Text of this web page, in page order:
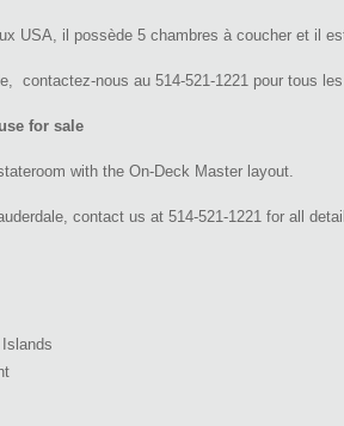
USA, il possède 5 chambres à coucher et il
contactez-nous au 514-521-1221 pour tous les
for sale
with the On-Deck Master layout.
contact us at 514-521-1221 for all